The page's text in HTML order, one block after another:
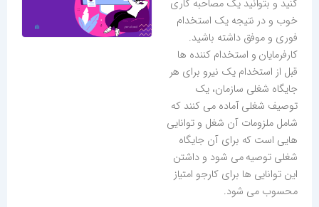
کنید و بتوانید یک مصاحبه کاری
خوب و در نتیجه یک استخدام
فوری و موفق داشته باشید.
کارفرمایان و استخدام کننده ها
قبل از استخدام یک نیرو برای هر
جایگاه شغلی سازمان، یک
توصیف شغلی آماده می کنند که
شامل ملزومات آن شغل و توانایی
هایی است که برای آن جایگاه
شغلی توصیه می شود و داشتن
این توانایی ها برای کارجو امتیاز
محسوب می شود.